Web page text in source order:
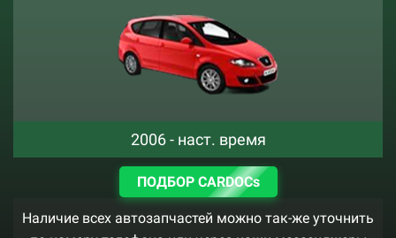
2006 - наст. время
ПОДБОР CARDOCs
Наличие всех автозапчастей можно так-же уточнить